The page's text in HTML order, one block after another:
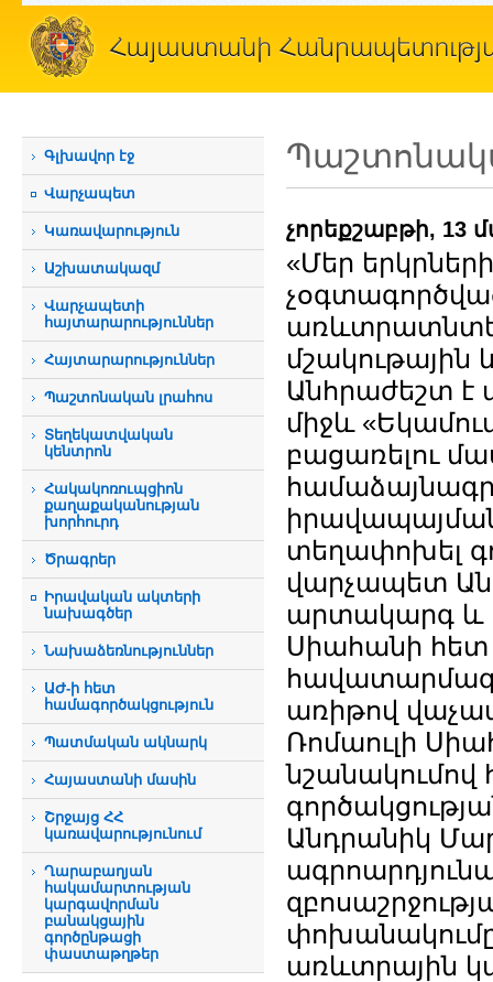
Գլխավոր էջ
Վարչապետ
Կառավարություն
Աշխատակազմ
Վարչապետի
հայտարարություններ
Հայտարարություններ
Պաշտոնական լրահոս
Տեղեկատվական
կենտրոն
Հակակոռուպցիոն
քաղաքականության
խորհուրդ
Ծրագրեր
Իրավական ակտերի
նախագծեր
Նախաձեռնություններ
ԱԺ-ի հետ
համագործակցություն
Պատմական ակնարկ
Հայաստանի մասին
Շրջայց ՀՀ
կառավարությունում
Ղարաբաղյան
հակամարտության
կարգավորման
բանակցային
գործընթացի
փաստաթղթեր
չորեքշաբթի, 13
«Մեր
մշակութային
Անհրաժեշտ է
միջև
բացառելու
տեղափոխել
վարչապետ
արտակարգ և
Սիահանի հետ
առիթով
Ռոմաուլի
նշանակումով
Անդրանիկ
առևտրային